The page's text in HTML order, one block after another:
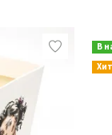
В
Хит